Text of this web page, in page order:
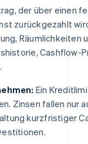
der über einen
zurückgezahlt
Räumlichkeiten
Cashflow-
Ein
Zinsen fallen nur
kurzfristiger